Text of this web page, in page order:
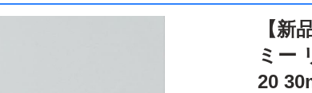
【新
ミー
20